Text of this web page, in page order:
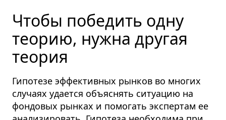
Чтобы победить одну
теорию, нужна другая
теория
Гипотезе эффективных рынков во многих
случаях удается объяснять ситуацию на
фондовых рынках и помогать экспертам ее